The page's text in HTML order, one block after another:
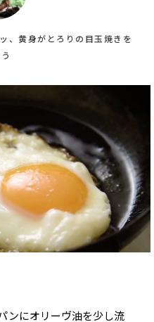
、黄身がとろりの目玉焼きを
ンにオリーヴ油を少し流